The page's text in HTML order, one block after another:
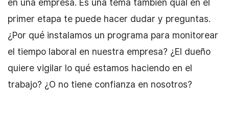
en una empresa. Es una tema también qual en el
primer etapa te puede hacer dudar y preguntas.
¿Por qué instalamos un programa para monitorear
el tiempo laboral en nuestra empresa? ¿El dueño
quiere vigilar lo qué estamos haciendo en el
trabajo? ¿O no tiene confianza en nosotros?